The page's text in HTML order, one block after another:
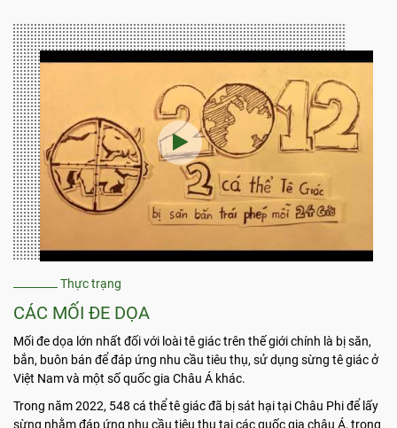
Thực trạng
CÁC MỐI ĐE DỌA
Mối đe dọa lớn nhất đối với loài tê giác trên thế giới chính là bị săn,
bắn, buôn bán để đáp ứng nhu cầu tiêu thụ, sử dụng sừng tê giác ở
Việt Nam và một số quốc gia Châu Á khác.
Trong năm 2022, 548 cá thể tê giác đã bị sát hại tại Châu Phi để lấy
sừng nhằm đáp ứng nhu cầu tiêu thụ tại các quốc gia châu Á, trong